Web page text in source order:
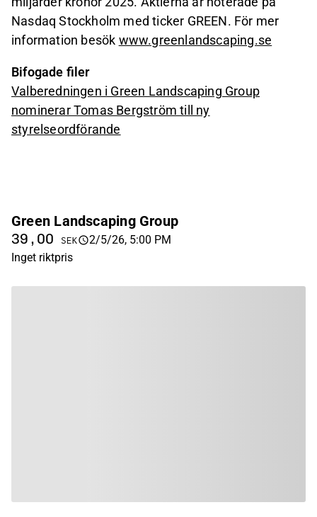
Nasdaq Stockholm med ticker GREEN. För mer
information besök www.greenlandscaping.se
Bifogade filer
Valberedningen i Green Landscaping Group
nominerar Tomas Bergström till ny
styrelseordförande
Green Landscaping Group
39,00 SEK
2/5/26, 5:00 PM
Inget riktpris